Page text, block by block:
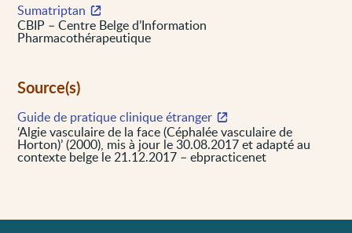
Sumatriptan
CBIP – Centre Belge d’Information
Pharmacothérapeutique
Source(s)
Guide de pratique clinique étranger
‘Algie vasculaire de la face (Céphalée vasculaire de
Horton)’ (2000), mis à jour le 30.08.2017 et adapté au
contexte belge le 21.12.2017 – ebpracticenet